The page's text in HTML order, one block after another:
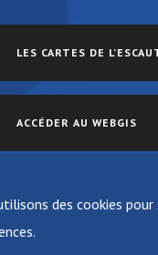
LES CARTES DE
ACCÉDER AU WEBGIS
des cookies